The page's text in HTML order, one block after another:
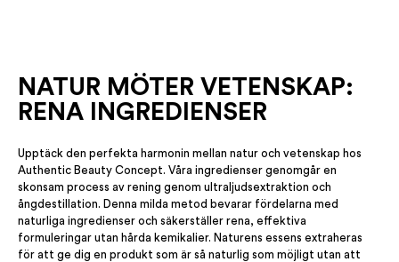
NATUR MÖTER VETENSKAP:
RENA INGREDIENSER
Upptäck den perfekta harmonin mellan natur och vetenskap hos
Authentic Beauty Concept. Våra ingredienser genomgår en
skonsam process av rening genom ultraljudsextraktion och
ångdestillation. Denna milda metod bevarar fördelarna med
naturliga ingredienser och säkerställer rena, effektiva
formuleringar utan hårda kemikalier. Naturens essens extraheras
för att ge dig en produkt som är så naturlig som möjligt utan att